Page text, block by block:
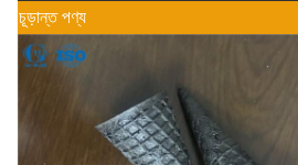
চূড়ান্ত পণ্য